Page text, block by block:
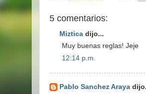
5 comentarios:
Miztica dijo...
Muy buenas reglas! Jeje
12:14 p.m.
Pablo Sanchez Araya